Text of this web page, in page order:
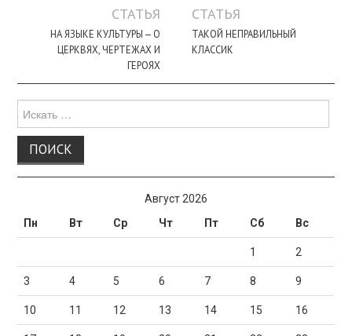
записи
СТАТЬЯ
НА ЯЗЫКЕ КУЛЬТУРЫ — О
ЦЕРКВЯХ, ЧЕРТЕЖАХ И
ГЕРОЯХ
СТАТЬЯ
ТАКОЙ НЕПРАВИЛЬНЫЙ
КЛАССИК
для:
Август 2026
Пн
Вт Ср Чт Пт Сб Вс
1 2
3 4 5 6 7 8 9
10 11 12 13 14 15 16